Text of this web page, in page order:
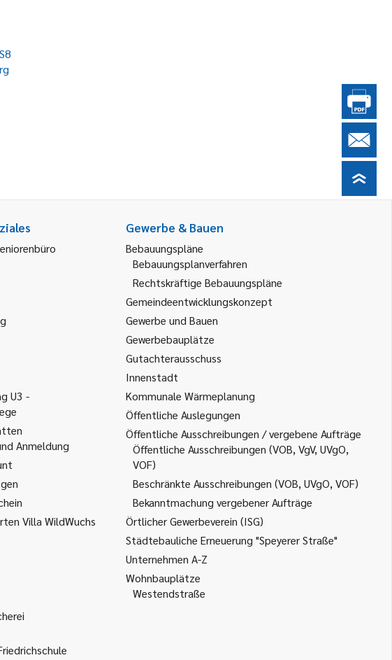
U3 -
Anmeldung
Villa WildWuchs
Gewerbe & Bauen
Bebauungspläne
Bebauungsplanverfahren
Rechtskräftige Bebauungspläne
Gemeindeentwicklungskonzept
Gewerbe und Bauen
Gewerbebauplätze
Gutachterausschuss
Innenstadt
Kommunale Wärmeplanung
Öffentliche Auslegungen
Öffentliche Ausschreibungen / vergebene Aufträge
Öffentliche Ausschreibungen (VOB, VgV, UVgO,
VOF)
Beschränkte Ausschreibungen (VOB, UVgO, VOF)
Bekanntmachung vergebener Aufträge
Örtlicher Gewerbeverein (ISG)
Städtebauliche Erneuerung "Speyerer Straße"
Unternehmen A-Z
Wohnbauplätze
Westendstraße